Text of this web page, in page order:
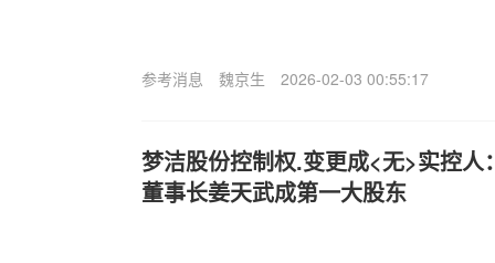
参考消息 魏京生 2026-02-03 00:55:17
梦洁股份控制权.变更成<无>实控人
董事长姜天武成第一大股东